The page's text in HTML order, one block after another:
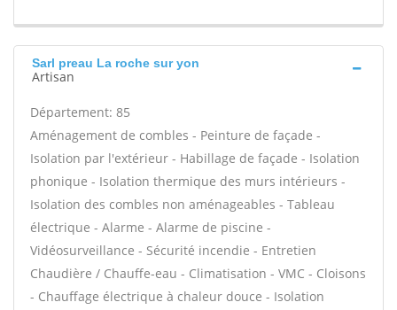
Sarl preau La roche sur yon
Artisan
Département: 85
Aménagement de combles - Peinture de façade -
Isolation par l'extérieur - Habillage de façade - Isolation
phonique - Isolation thermique des murs intérieurs -
Isolation des combles non aménageables - Tableau
électrique - Alarme - Alarme de piscine -
Vidéosurveillance - Sécurité incendie - Entretien
Chaudière / Chauffe-eau - Climatisation - VMC - Cloisons
- Chauffage électrique à chaleur douce - Isolation